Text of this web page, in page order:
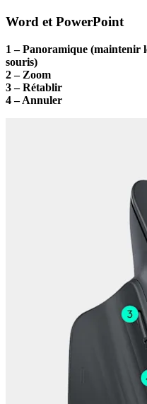
Word et PowerPoint
1 – Panoramique (maintenir
souris)
2 – Zoom
3 – Rétablir
4 – Annuler